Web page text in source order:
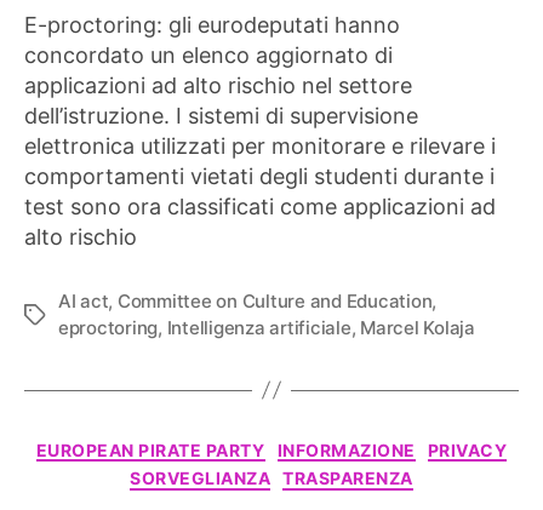
E-proctoring: gli eurodeputati hanno
concordato un elenco aggiornato di
applicazioni ad alto rischio nel settore
dell’istruzione. I sistemi di supervisione
elettronica utilizzati per monitorare e rilevare i
comportamenti vietati degli studenti durante i
test sono ora classificati come applicazioni ad
alto rischio
Tag
AI act, Committee on Culture and Education,
eproctoring, Intelligenza artificiale, Marcel Kolaja
Categorie
EUROPEAN PIRATE PARTY INFORMAZIONE
PRIVACY
SORVEGLIANZA
TRASPARENZA